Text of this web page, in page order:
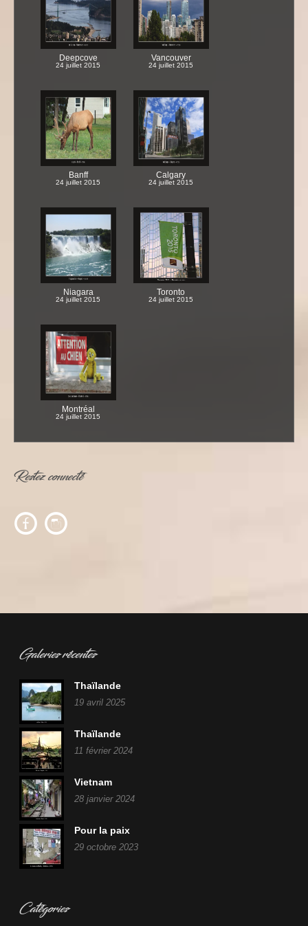
Deepcove
24 juillet 2015
Vancouver
24 juillet 2015
Banff
24 juillet 2015
Calgary
24 juillet 2015
Niagara
24 juillet 2015
Toronto
24 juillet 2015
Montréal
24 juillet 2015
Restez connecté
c f
Galeries récentes
Thaïlande
19 avril 2025
Thaïlande
11 février 2024
Vietnam
28 janvier 2024
Pour la paix
29 octobre 2023
Catégories